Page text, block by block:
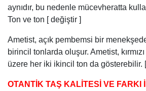
aynıdır, bu nedenle mücevheratta
Ton ve ton [ değiştir ]
Ametist, açık pembemsi bir
birincil tonlarda oluşur. Ametist,
üzere her iki ikincil ton da gösterebilir.
OTANTİK TAŞ KALİTESİ VE FARKI